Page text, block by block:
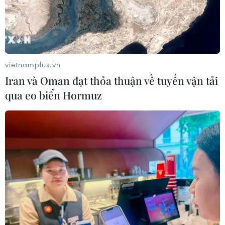
TIN CÙNG CHUYÊN MỤC
Các thương hiệu xe cao cấp của Đức
trong cuộc khủng hoảng lợi nhuận
04/08/2026 23:03
Bứt phá trước "tháng Ngâu": Hãng xe
đồng loạt bung chiêu kích cầu đa
dạng
04/08/2026 04:29
vietnamplus.vn
Iran và Oman đạt thỏa thuận về tuyến vận tải
qua eo biển Hormuz